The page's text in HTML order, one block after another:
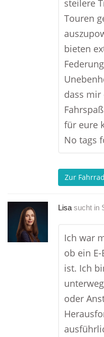
steilere
Touren
bieten
dass mir
für eure
No tags
Zur
Lisa sucht in
Ich war
ob ein
ist. Ich
oder